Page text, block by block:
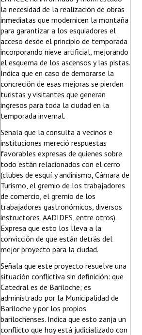
la necesidad de la realización de obras
inmediatas que modernicen la montaña
para garantizar a los esquiadores el
acceso desde el principio de temporada
incorporando nieve artificial, mejorando
el esquema de los ascensos y las pistas.
Indica que en caso de demorarse la
concreción de esas mejoras se pierden
turistas y visitantes que generan
ingresos para toda la ciudad en la
temporada invernal.
Señala que la consulta a vecinos e
instituciones mereció respuestas
favorables expresas de quienes sobre
todo están relacionados con el cerro
(clubes de esquí y andinismo, Cámara de
Turismo, el gremio de los trabajadores
de comercio, el gremio de los
trabajadores gastronómicos, diversos
instructores, AADIDES, entre otros).
Expresa que esto los lleva a la
convicción de que están detrás del
mejor proyecto para la ciudad.
Señala que este proyecto resuelve una
situación conflictiva sin definición: que
Catedral es de Bariloche; es
administrado por la Municipalidad de
Bariloche y por los propios
barilochenses. Indica que esto zanja un
conflicto que hoy está judicializado con